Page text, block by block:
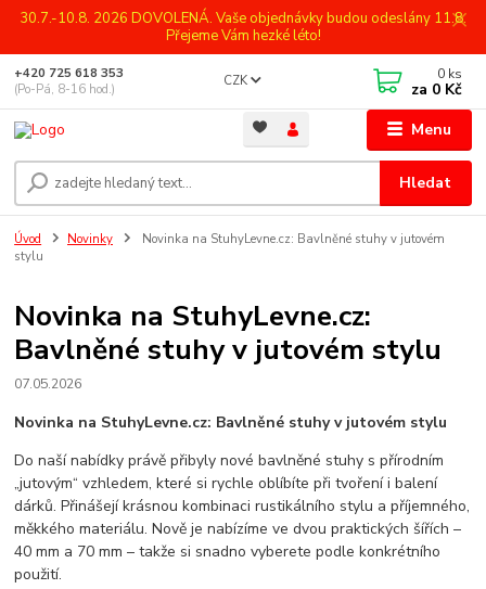
30.7.-10.8. 2026 DOVOLENÁ. Vaše objednávky budou odeslány 11.8.
Přejeme Vám hezké léto!
Menu
CZK
Hledat
+420 725 618 353
(Po-Pá, 8-16 hod.)
0 ks
za 0 Kč
Úvod Novinky
Novinka na StuhyLevne.cz: Bavlněné stuhy v jutovém
stylu
Novinka na StuhyLevne.cz:
Bavlněné stuhy v jutovém stylu
07.05.2026
Novinka na StuhyLevne.cz: Bavlněné stuhy v jutovém stylu
Do naší nabídky právě přibyly nové bavlněné stuhy s přírodním
„jutovým“ vzhledem, které si rychle oblíbíte při tvoření i balení
dárků. Přinášejí krásnou kombinaci rustikálního stylu a příjemného,
měkkého materiálu. Nově je nabízíme ve dvou praktických šířích –
40 mm a 70 mm – takže si snadno vyberete podle konkrétního
použití.